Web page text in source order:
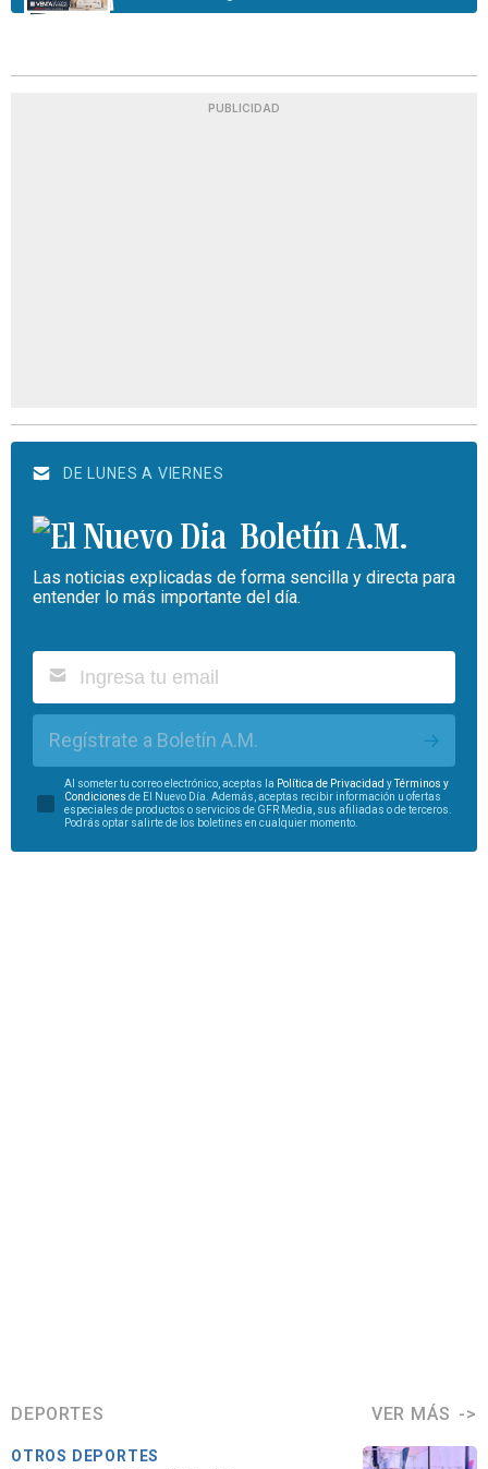
PUBLICIDAD
DE LUNES A VIERNES
Boletín A.M.
Las noticias explicadas de forma sencilla y directa para
entender lo más importante del día.
Regístrate a Boletín A.M.
Al someter tu correo electrónico, aceptas la Política de Privacidad yTérminos y
Condiciones de El Nuevo Día. Además, aceptas recibir información u ofertas
especiales de productos o servicios de GFR Media, sus afiliadas o de terceros.
Podrás optar salirte de los boletines en cualquier momento.
DEPORTES VER MÁS
OTROS DEPORTES